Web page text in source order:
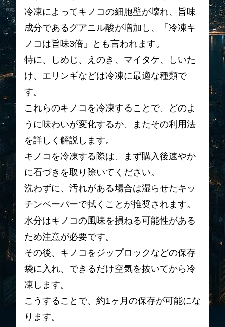
冷凍によってキノコの細胞壁が壊れ、旨味
成分であるグアニル酸が増加し、「冷凍キ
ノコは旨味3倍」とも言われます。
特に、しめじ、えのき、マイタケ、しいた
け、エリンギなどは冷凍に最適な種類で
す。
これらのキノコを冷凍することで、どのよ
うに味わいが変化するか、またその利用法
を詳しく解説します。
キノコを冷凍する際は、まず購入後速やか
に石づきを取り除いてください。
洗わずに、汚れがある場合は湿らせたキッ
チンペーパーで拭くことが推奨されます。
水分はキノコの風味を損ねる可能性がある
ため注意が必要です。
その後、キノコをジップロックなどの保存
袋に入れ、できるだけ空気を抜いてから冷
凍します。
こうすることで、約1ヶ月の保存が可能にな
ります。